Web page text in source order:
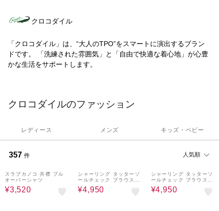
クロコダイル
「クロコダイル」は、“大人のTPO”をスマートに演出するブラン
ドです。 「洗練された雰囲気」と「自由で快適な着心地」が心豊
かな生活をサポートします。
クロコダイルのファッション
レディース メンズ キッズ・ベビー
357 件 人気順
スラブカノコ 共襟 プル
オーバーシャツ
¥3,520
シャーリング タッターソ
ールチェック ブラウス
【一部店舗限定】
¥4,950
シャーリング タッターソ
ールチェック ブラウス
【一部店舗限定】
¥4,950